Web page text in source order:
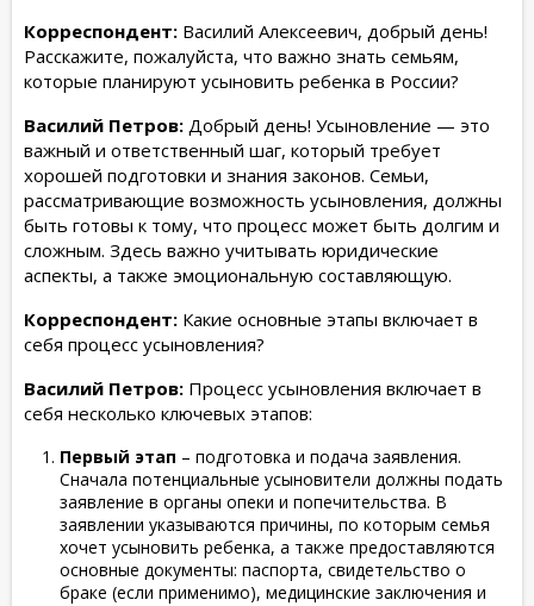
Корреспондент: Василий Алексеевич, добрый день!
Расскажите, пожалуйста, что важно знать семьям,
которые планируют усыновить ребенка в России?
Василий Петров: Добрый день! Усыновление — это
важный и ответственный шаг, который требует
хорошей подготовки и знания законов. Семьи,
рассматривающие возможность усыновления, должны
быть готовы к тому, что процесс может быть долгим и
сложным. Здесь важно учитывать юридические
аспекты, а также эмоциональную составляющую.
Корреспондент: Какие основные этапы включает в
себя процесс усыновления?
Василий Петров: Процесс усыновления включает в
себя несколько ключевых этапов:
Первый этап – подготовка и подача заявления.
Сначала потенциальные усыновители должны подать
заявление в органы опеки и попечительства. В
заявлении указываются причины, по которым семья
хочет усыновить ребенка, а также предоставляются
основные документы: паспорта, свидетельство о
браке (если применимо), медицинские заключения и